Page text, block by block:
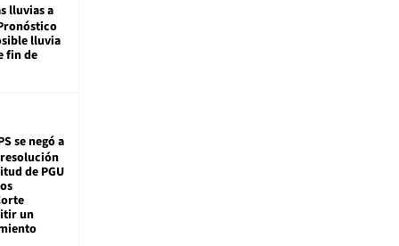
lluvias a
lluvia
fin de
se negó a
de PGU
un